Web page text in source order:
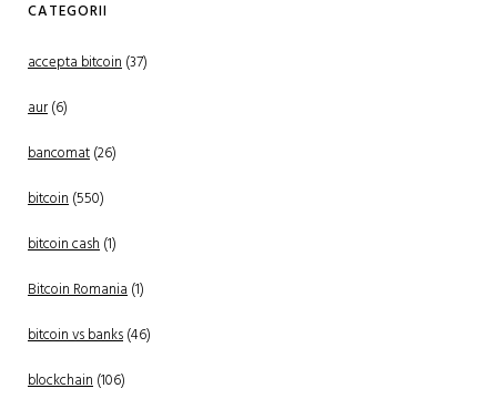
CATEGORII
accepta bitcoin(37)
aur(6)
bancomat(26)
bitcoin(550)
bitcoin cash(1)
Bitcoin Romania(1)
bitcoin vs banks(46)
blockchain(106)